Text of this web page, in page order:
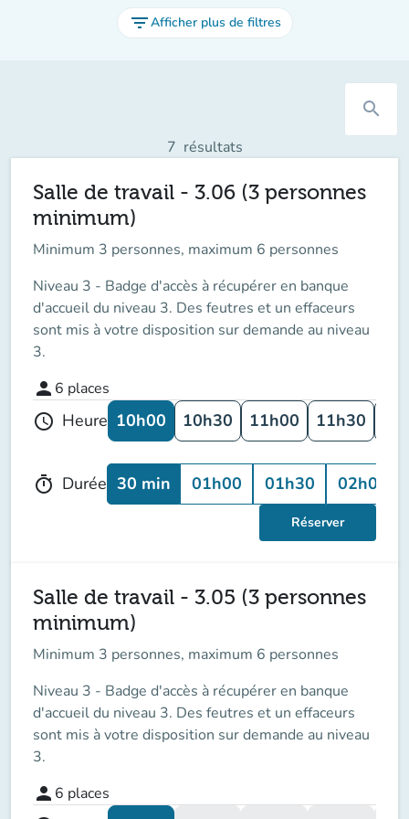
filter_listAfficher plus de filtres
search
7 résultats
Salle de travail - 3.06 (3 personnes
minimum)
Minimum 3 personnes, maximum 6 personnes
Niveau 3 - Badge d'accès à récupérer en banque
d'accueil du niveau 3. Des feutres et un effaceurs
sont mis à votre disposition sur demande au niveau
3.
person 6 places
schedule Heure 10h00 10h30 11h00 11h30
timer Durée 30 min 01h00 01h30 02h00
Réserver
Salle de travail - 3.05 (3 personnes
minimum)
Minimum 3 personnes, maximum 6 personnes
Niveau 3 - Badge d'accès à récupérer en banque
d'accueil du niveau 3. Des feutres et un effaceurs
sont mis à votre disposition sur demande au niveau
3.
person 6 places